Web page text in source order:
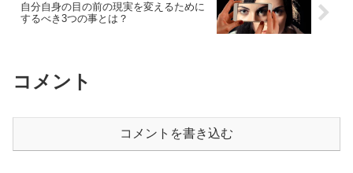
自分自身の目の前の現実を変えるために
するべき3つの事とは？
コメント
コメントを書き込む